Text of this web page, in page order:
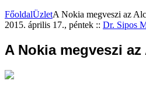
FőoldalÜzletA Nokia megveszi az
2015. április 17., péntek :: Dr. Sipos
A Nokia megveszi